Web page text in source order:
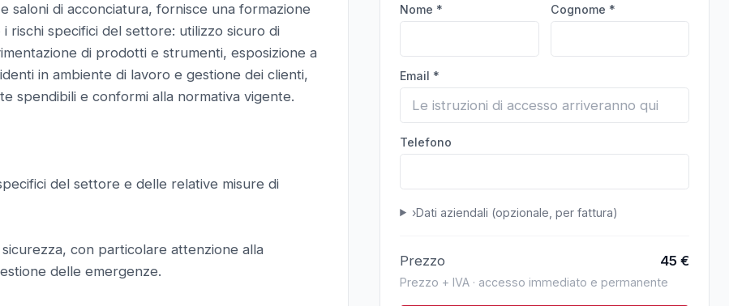
saloni di acconciatura, fornisce una formazione
rischi specifici del settore: utilizzo sicuro di
di prodotti e strumenti, esposizione a
in ambiente di lavoro e gestione dei clienti,
spendibili e conformi alla normativa vigente.
del settore e delle relative misure di
con particolare attenzione alla
delle emergenze.
Nome * Cognome *
Email *
Telefono
›Dati aziendali (opzionale, per fattura)
Prezzo 45 €
Prezzo + IVA · accesso immediato e permanente